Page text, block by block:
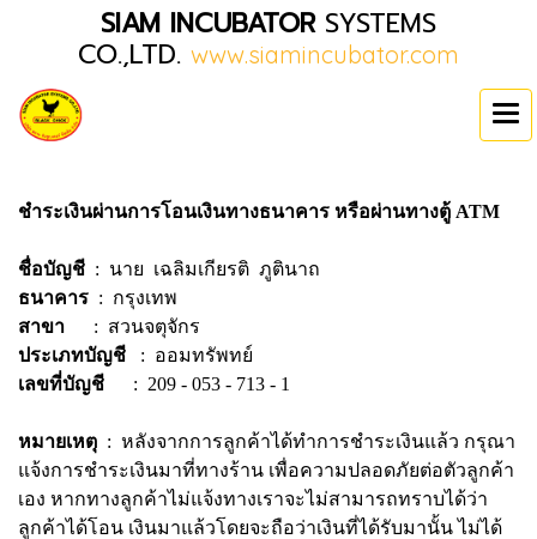
SIAM INCUBATORSYSTEMS
CO.,LTD. www.siamincubator.com
ชำระเงินผ่านการโอนเงินทางธนาคาร หรือผ่านทางตู้ ATM
ชื่อบัญชี : นาย เฉลิมเกียรติ ภูตินาถ
ธนาคาร : กรุงเทพ
สาขา : สวนจตุจักร
ประเภทบัญชี : ออมทรัพทย์
เลขที่บัญชี : 209 - 053 - 713 - 1
หมายเหตุ : หลังจากการลูกค้าได้ทำการชำระเงินแล้ว กรุณา
แจ้งการชำระเงินมาที่ทางร้าน เพื่อความปลอดภัยต่อตัวลูกค้า
เอง หากทางลูกค้าไม่แจ้งทางเราจะไม่สามารถทราบได้ว่า
ลูกค้าได้โอน เงินมาแล้วโดยจะถือว่าเงินที่ได้รับมานั้น ไม่ได้